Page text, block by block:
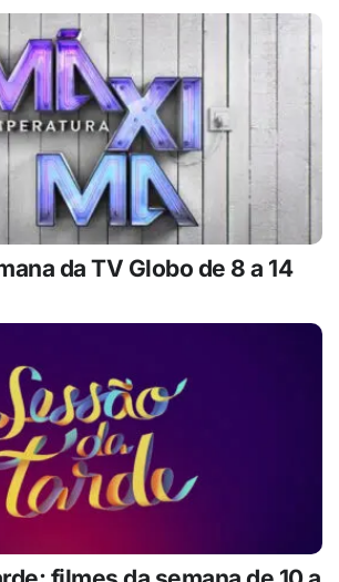
da TV Globo de 8 a 14